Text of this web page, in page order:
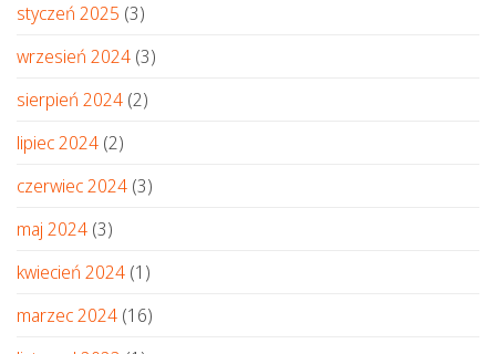
styczeń 2025 (3)
wrzesień 2024 (3)
sierpień 2024 (2)
lipiec 2024 (2)
czerwiec 2024 (3)
maj 2024 (3)
kwiecień 2024 (1)
marzec 2024 (16)